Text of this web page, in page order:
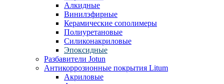
Алкидные
Винилэфирные
Керамические сополимеры
Полиуретановые
Силиконакриловые
Эпоксидные
Разбавители Jotun
Антикоррозионные покрытия Litum
Акриловые